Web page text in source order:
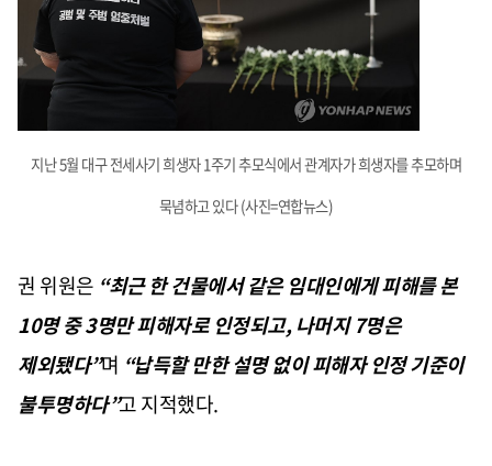
지난 5월 대구 전세사기 희생자 1주기 추모식에서 관계자가 희생자를 추모하며
묵념하고 있다 (사진=연합뉴스)
권 위원은 “최근 한 건물에서 같은 임대인에게 피해를 본
10명 중 3명만 피해자로 인정되고, 나머지 7명은
제외됐다”며 “납득할 만한 설명 없이 피해자 인정 기준이
불투명하다”고 지적했다.